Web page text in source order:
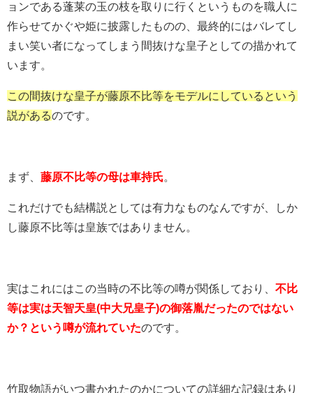
ョンである蓬莱の玉の枝を取りに行くというものを職人に
作らせてかぐや姫に披露したものの、最終的にはバレてし
まい笑い者になってしまう間抜けな皇子としての描かれて
います。
この間抜けな皇子が藤原不比等をモデルにしているという
説があるのです。
まず、 藤原不比等の母は車持氏。
これだけでも結構説としては有力なものなんですが、しか
し藤原不比等は皇族ではありません。
実はこれにはこの当時の不比等の噂が関係しており、 不比
等は実は天智天皇(中大兄皇子)の御落胤だったのではない
か？という噂が流れていたのです。
竹取物語がいつ書かれたのかについての詳細な記録はあり